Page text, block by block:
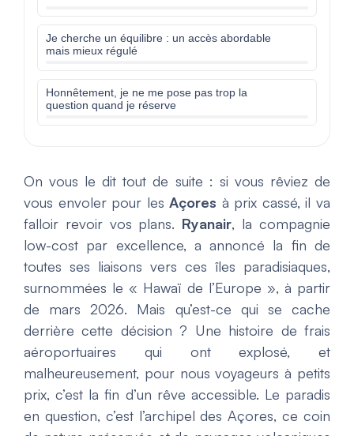
Je cherche un équilibre : un accès abordable
mais mieux régulé
Honnêtement, je ne me pose pas trop la
question quand je réserve
On vous le dit tout de suite : si vous rêviez de
vous envoler pour lesAçores à prix cassé, il va
falloir revoir vos plans. Ryanair, la compagnie
low-cost par excellence, a annoncé la fin de
toutes ses liaisons vers ces îles paradisiaques,
surnommées le « Hawaï de l’Europe », à partir
de mars 2026. Mais qu’est-ce qui se cache
derrière cette décision ? Une histoire de frais
aéroportuaires qui ont explosé, et
malheureusement, pour nous voyageurs à petits
prix, c’est la fin d’un rêve accessible. Le paradis
en question, c’est l’archipel des Açores, ce coin